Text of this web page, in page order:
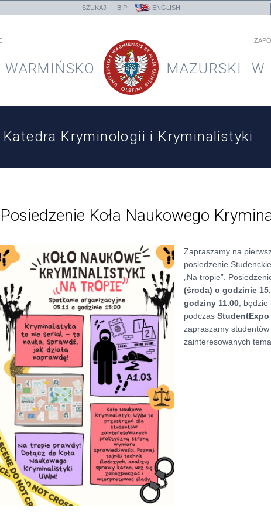
SZUKAJ BIP ENGLISH
WARMIŃSKO MAZURSKI W
Katedra Kryminologii i Kryminalistyki
Posiedzenie Koła Naukowego
Zapraszamy na
posiedzenie
„Na tropie”.
(środa) o godzinie
godziny 11.00, będzie
podczas StudentExpo
zapraszamy
zainteresowanych